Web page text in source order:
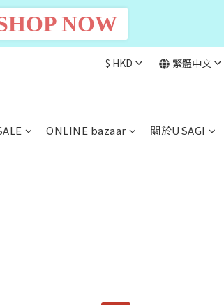
ONLINE bazaar 關於USAGI
$ HKD 繁體中文
NOW